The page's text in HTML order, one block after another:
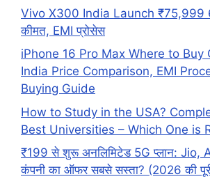
Vivo X300 India Launch ₹75,999 6
कीमत, EMI प्रोसेस
iPhone 16 Pro Max Where to Buy
India Price Comparison, EMI
Buying Guide
How to Study in the USA?
Best Universities – Which One is
₹199 से शुरू अनलिमिटेड 5G प्लान: Jio,
कंपनी का ऑफर सबसे सस्ता? (2026 की